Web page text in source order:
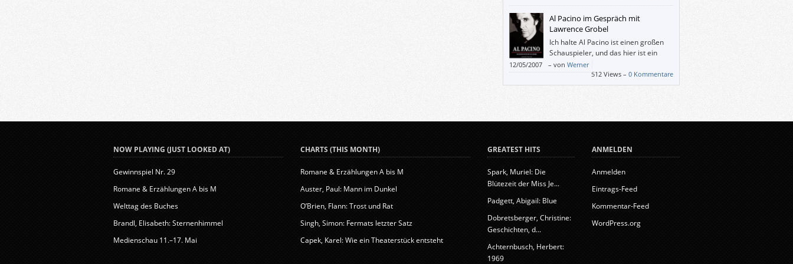
daun sans auf wos kuma des hod passt und hod
zischt und daun haums so […]
Al Pacino im Gespräch mit
Lawrence Grobel
Ich halte Al Pacino ist einen großen
Schauspieler, und das hier ist ein
sehr feines Buch über ihn.
12/05/2007 – von Werner
512 Views – 0 Kommentare
NOW PLAYING (JUST LOOKED AT)
Gewinnspiel Nr. 29
Romane & Erzählungen A bis M
Welttag des Buches
Brandl, Elisabeth: Sternenhimmel
Medienschau 11.–17. Mai
CHARTS (THIS MONTH)
Romane & Erzählungen A bis M
Auster, Paul: Mann im Dunkel
O’Brien, Flann: Trost und Rat
Singh, Simon: Fermats letzter Satz
Capek, Karel: Wie ein Theaterstück entsteht
GREATEST HITS
Spark, Muriel: Die
Blütezeit der Miss Je...
Padgett, Abigail: Blue
Dobretsberger, Christine:
Geschichten, d...
Achternbusch, Herbert:
1969
ANMELDEN
Anmelden
Eintrags-Feed
Kommentar-Feed
WordPress.org